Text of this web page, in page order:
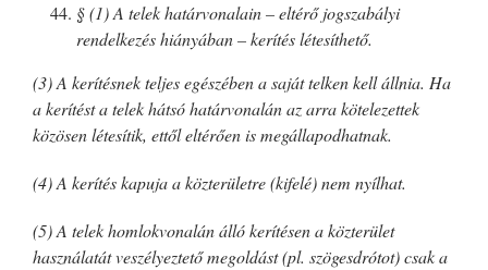
§ (1) A telek határvonalain – eltérő jogszabályi
rendelkezés hiányában – kerítés létesíthető.
(3) A kerítésnek teljes egészében a saját telken kell állnia. Ha
a kerítést a telek hátsó határvonalán az arra kötelezettek
közösen létesítik, ettől eltérően is megállapodhatnak.
(4) A kerítés kapuja a közterületre (kifelé) nem nyílhat.
(5) A telek homlokvonalán álló kerítésen a közterület
használatát veszélyeztető megoldást (pl. szögesdrótot) csak a